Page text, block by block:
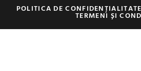
POLITICA DE
TERMENI ȘI